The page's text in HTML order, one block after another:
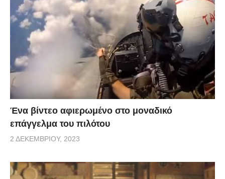
Ένα βίντεο αφιερωμένο στο μοναδικό
επάγγελμα του πιλότου
2 ΔΕΚΕΜΒΡΊΟΥ, 2023